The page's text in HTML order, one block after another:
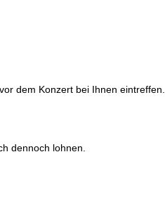
dem Konzert bei Ihnen eintreffen.
dennoch lohnen.